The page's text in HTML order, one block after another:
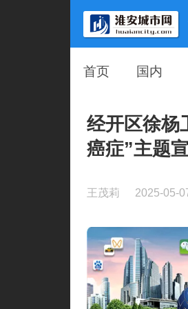
首页 国内
经开区徐杨
癌症”主题
王茂莉 2025-05-